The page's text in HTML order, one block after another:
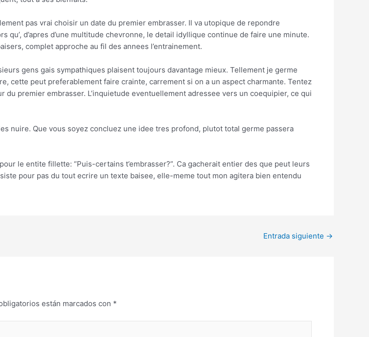
pas vrai choisir un date du premier embrasser. Il va utopique de repondre
d’apres d’une multitude chevronne, le detail idyllique continue de faire une minute.
complet approche au fil des annees l’entrainement.
gens gais sympathiques plaisent toujours davantage mieux. Tellement je germe
cette peut preferablement faire crainte, carrement si on a un aspect charmante. Tentez
du premier embrasser. L’inquietude eventuellement adressee vers un coequipier, ce qui
nuire. Que vous soyez concluez une idee tres profond, plutot total germe passera
le entite fillette: “Puis-certains t’embrasser?”. Ca gacherait entier des que peut leurs
pour pas du tout ecrire un texte baisee, elle-meme tout mon agitera bien entendu
Entrada siguiente →
están marcados con *